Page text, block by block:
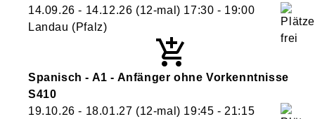
14.09.26 - 14.12.26 (12-mal) 17:30 - 19:00
Landau (Pfalz)
Spanisch - A1 - Anfänger ohne Vorkenntnisse
S410
19.10.26 - 18.01.27 (12-mal) 19:45 - 21:15